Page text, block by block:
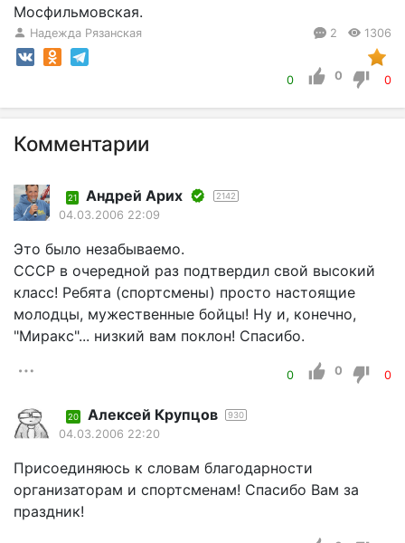
Мосфильмовская.
Надежда Рязанская 2 1306
0 0 0
Комментарии
21 Андрей Арих 2142
04.03.2006 22:09
Это было незабываемо.
СССР в очередной раз подтвердил свой высокий
класс! Ребята (спортсмены) просто настоящие
молодцы, мужественные бойцы! Ну и, конечно,
"Миракс"... низкий вам поклон! Спасибо.
0 0 0
20 Алексей Крупцов 930
04.03.2006 22:20
Присоединяюсь к словам благодарности
организаторам и спортсменам! Спасибо Вам за
праздник!